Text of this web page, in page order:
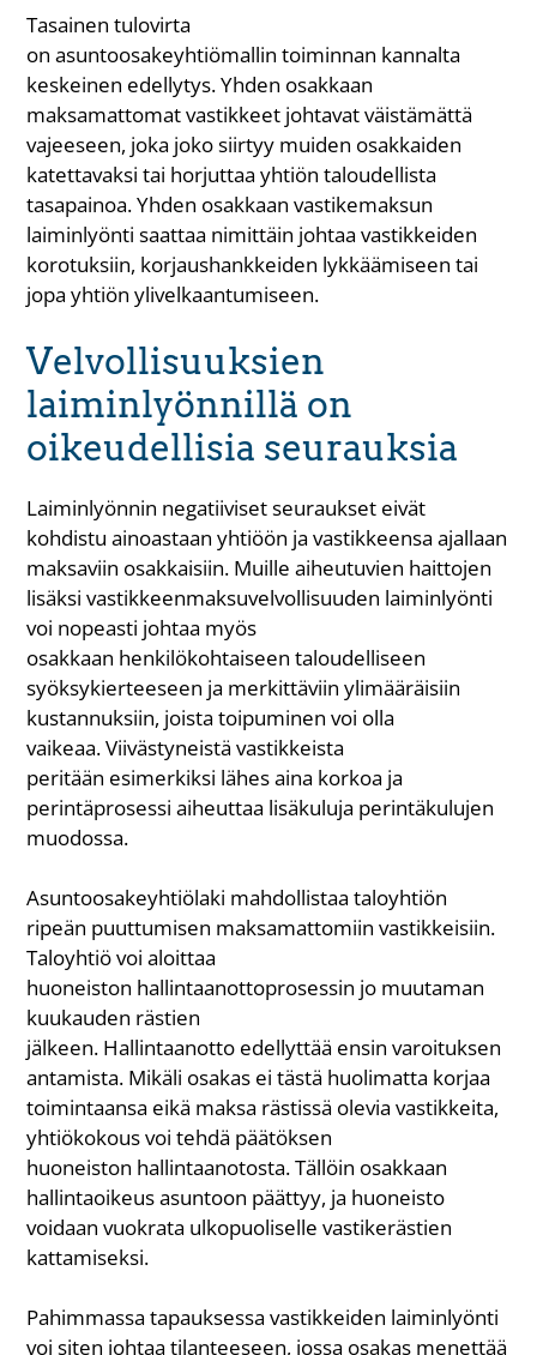
Tasainen tulovirta
on asuntoosakeyhtiömallin toiminnan kannalta
keskeinen edellytys. Yhden osakkaan
maksamattomat vastikkeet johtavat väistämättä
vajeeseen, joka joko siirtyy muiden osakkaiden
katettavaksi tai horjuttaa yhtiön taloudellista
tasapainoa. Yhden osakkaan vastikemaksun
laiminlyönti saattaa nimittäin johtaa vastikkeiden
korotuksiin, korjaushankkeiden lykkäämiseen tai
jopa yhtiön ylivelkaantumiseen.
Velvollisuuksien
laiminlyönnillä on
oikeudellisia seurauksia
Laiminlyönnin negatiiviset seuraukset eivät
kohdistu ainoastaan yhtiöön ja vastikkeensa ajallaan
maksaviin osakkaisiin. Muille aiheutuvien haittojen
lisäksi vastikkeenmaksuvelvollisuuden laiminlyönti
voi nopeasti johtaa myös
osakkaan henkilökohtaiseen taloudelliseen
syöksykierteeseen ja merkittäviin ylimääräisiin
kustannuksiin, joista toipuminen voi olla
vaikeaa. Viivästyneistä vastikkeista
peritään esimerkiksi lähes aina korkoa ja
perintäprosessi aiheuttaa lisäkuluja perintäkulujen
muodossa.
Asuntoosakeyhtiölaki mahdollistaa taloyhtiön
ripeän puuttumisen maksamattomiin vastikkeisiin.
Taloyhtiö voi aloittaa
huoneiston hallintaanottoprosessin jo muutaman
kuukauden rästien
jälkeen. Hallintaanotto edellyttää ensin varoituksen
antamista. Mikäli osakas ei tästä huolimatta korjaa
toimintaansa eikä maksa rästissä olevia vastikkeita,
yhtiökokous voi tehdä päätöksen
huoneiston hallintaanotosta. Tällöin osakkaan
hallintaoikeus asuntoon päättyy, ja huoneisto
voidaan vuokrata ulkopuoliselle vastikerästien
kattamiseksi.
Pahimmassa tapauksessa vastikkeiden laiminlyönti
voi siten johtaa tilanteeseen, jossa osakas menettää